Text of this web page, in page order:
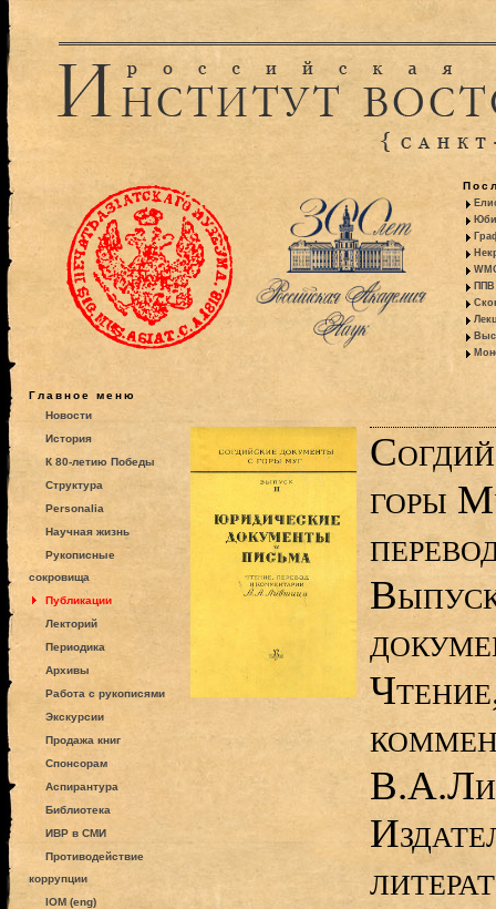
ППВ
Главное меню
Новости
История
К 80-летию Победы
Структура
Personalia
Научная жизнь
Рукописные
сокровища
Публикации
Лекторий
Периодика
Архивы
Работа с рукописями
Экскурсии
Продажа книг
Спонсорам
Аспирантура
Библиотека
ИВР в СМИ
Противодействие
коррупции
IOM (eng)
горы